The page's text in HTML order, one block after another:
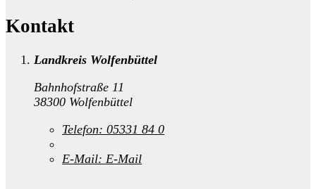
Kontakt
Landkreis Wolfenbüttel
Bahnhofstraße 11
38300 Wolfenbüttel
Telefon: 05331 84 0
E-Mail: E-Mail